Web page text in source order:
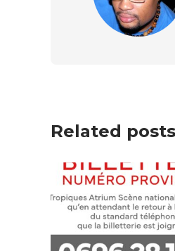
Related posts